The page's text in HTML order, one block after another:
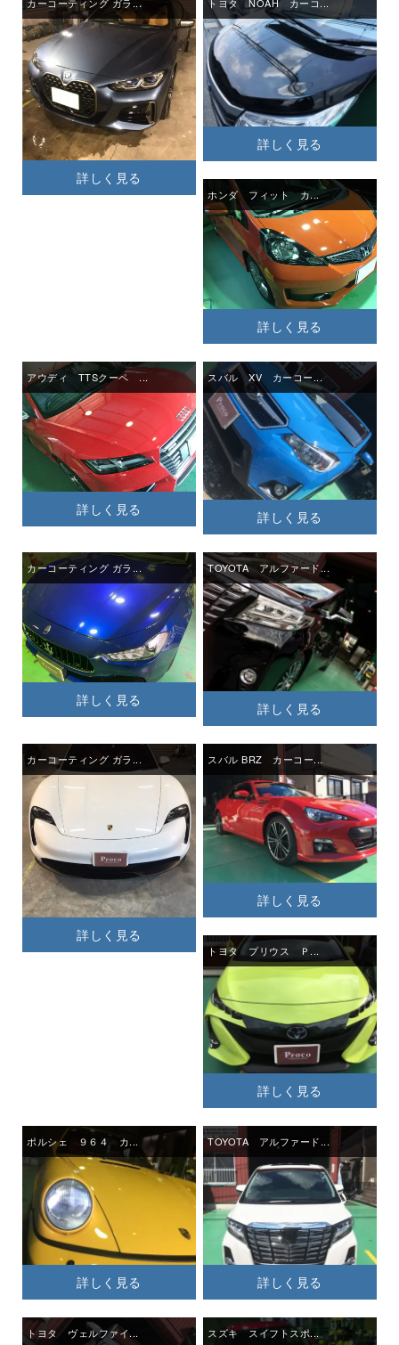
詳しく見る
詳しく見る
ホンダ フィット カ...
詳しく見る
アウディ TTSクーペ ...
詳しく見る
スバル XV カーコー...
詳しく見る
カーコーティング ガラ...
詳しく見る
TOYOTA アルファード...
詳しく見る
カーコーティング ガラ...
詳しく見る
スバル BRZ カーコー...
詳しく見る
トヨタ プリウス Ｐ...
詳しく見る
ポルシェ ９６４ カ...
詳しく見る
TOYOTA アルファード...
詳しく見る
トヨタ ヴェルファイ... スズキ スイフトスポ...